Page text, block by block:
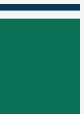
mantenimento